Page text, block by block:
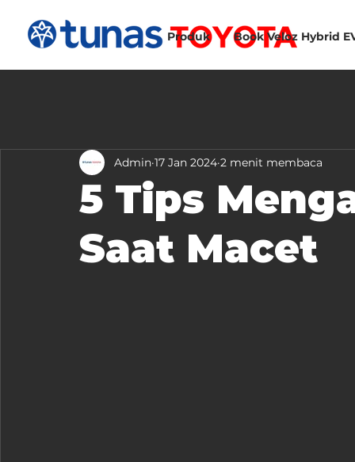
Produk Book Veloz Hybrid
5 Tips
Saat Macet
Admin 17 Jan 2024 2 menit membaca